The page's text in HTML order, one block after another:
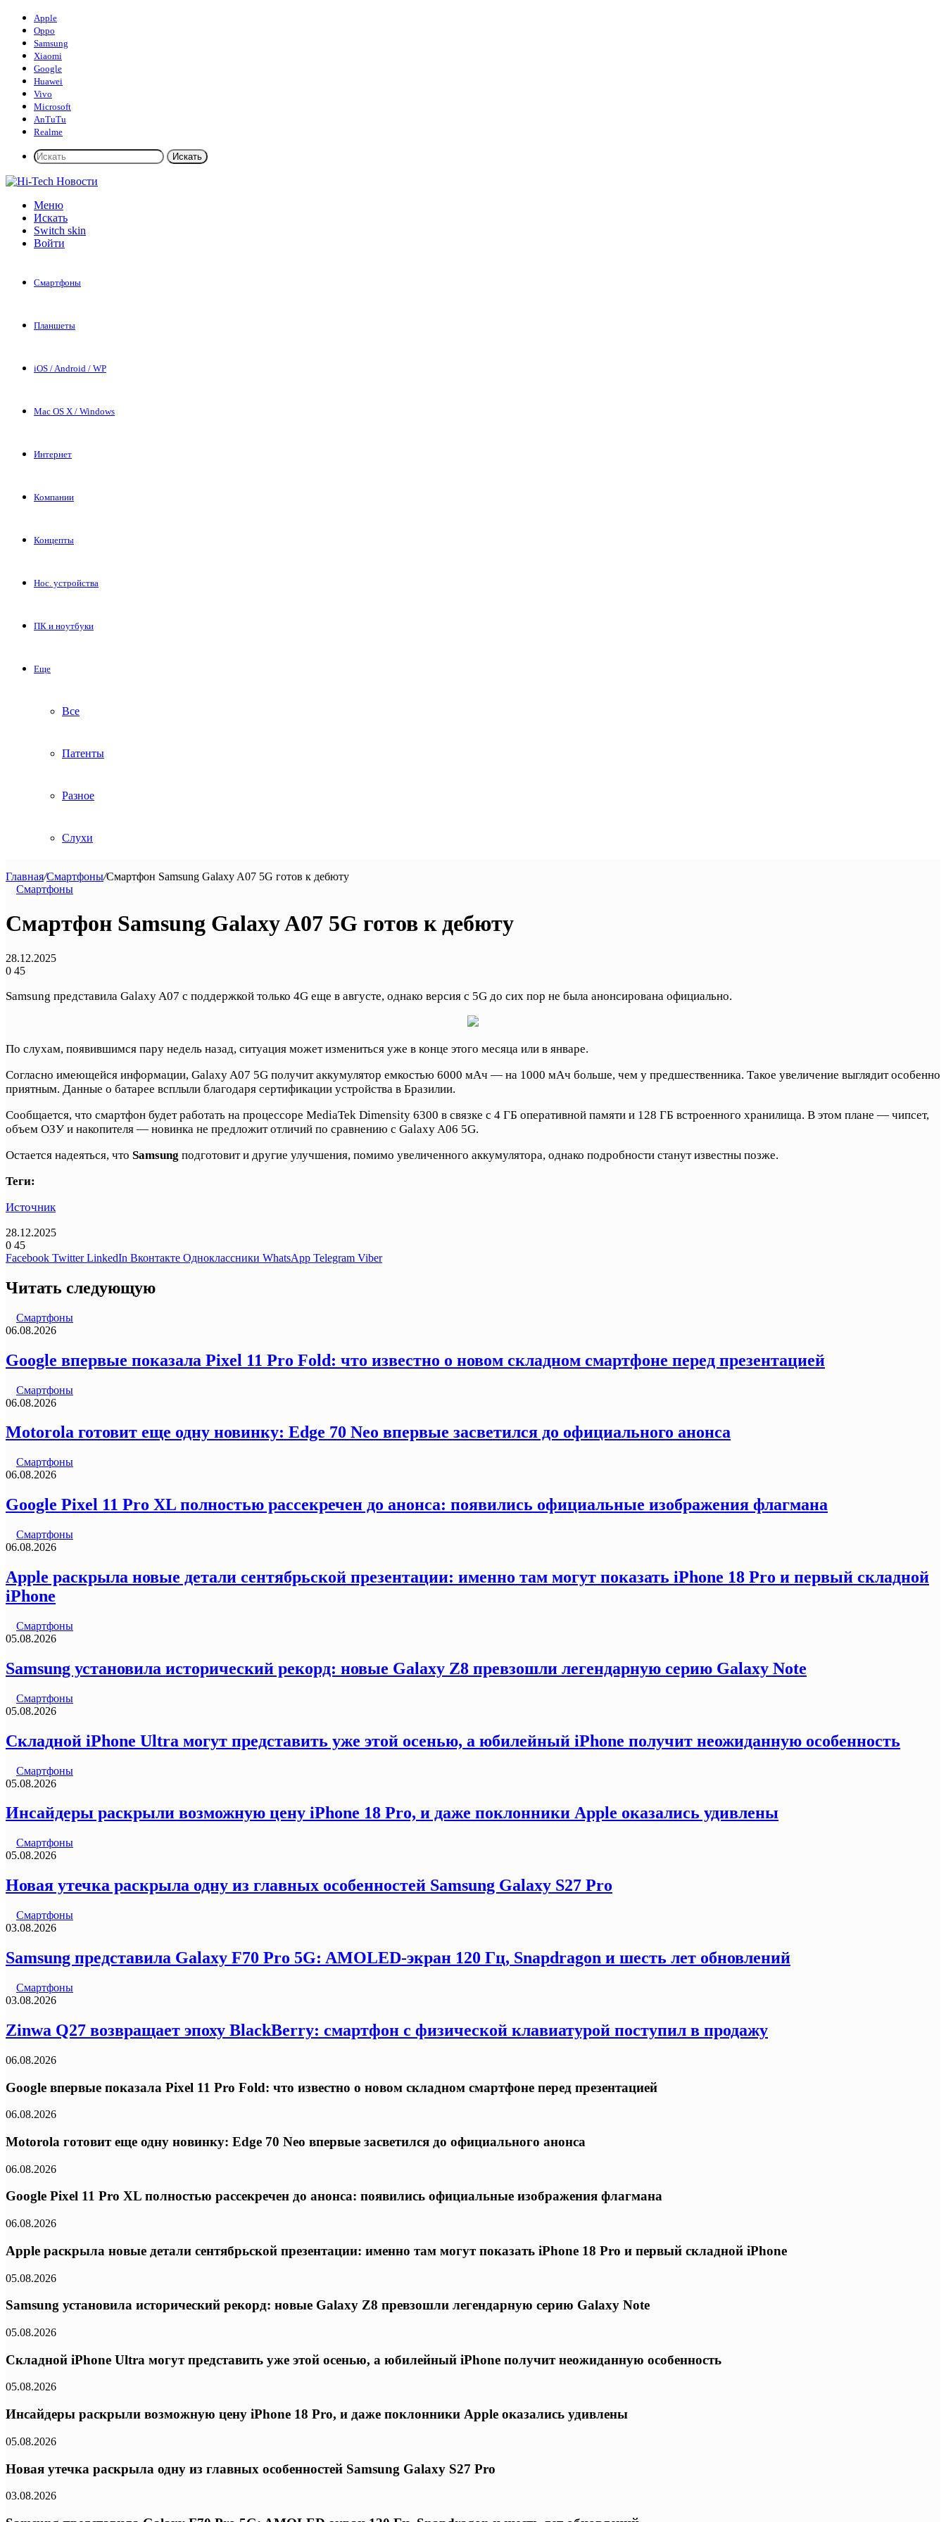
Apple
Oppo
Samsung
Xiaomi
Google
Huawei
Vivo
Microsoft
AnTuTu
Realme
Искать
Меню
Искать
Switch skin
Войти
Смартфоны
Планшеты
iOS / Android / WP
Mac OS X / Windows
Интернет
Компании
Концепты
Нос. устройства
ПК и ноутбуки
Еще
Все
Патенты
Разное
Слухи
Главная/Смартфоны/Смартфон Samsung Galaxy A07 5G готов к дебюту
Смартфоны
Смартфон Samsung Galaxy A07 5G готов к дебюту
28.12.2025
0 45
Samsung представила Galaxy A07 с поддержкой только 4G еще в августе, однако версия с 5G до сих пор не была анонсирована официально.
По слухам, появившимся пару недель назад, ситуация может измениться уже в конце этого месяца или в январе.
Согласно имеющейся информации, Galaxy A07 5G получит аккумулятор емкостью 6000 мАч — на 1000 мАч больше, чем у предшественника. Такое увеличение выглядит особенно
приятным. Данные о батарее всплыли благодаря сертификации устройства в Бразилии.
Сообщается, что смартфон будет работать на процессоре MediaTek Dimensity 6300 в связке с 4 ГБ оперативной памяти и 128 ГБ встроенного хранилища. В этом плане — чипсет,
объем ОЗУ и накопителя — новинка не предложит отличий по сравнению с Galaxy A06 5G.
Остается надеяться, что Samsung подготовит и другие улучшения, помимо увеличенного аккумулятора, однако подробности станут известны позже.
Теги:
Источник
28.12.2025
0 45
Facebook Twitter LinkedIn Вконтакте Одноклассники WhatsApp Telegram Viber
Читать следующую
Смартфоны
06.08.2026
Google впервые показала Pixel 11 Pro Fold: что известно о новом складном смартфоне перед презентацией
Смартфоны
06.08.2026
Motorola готовит еще одну новинку: Edge 70 Neo впервые засветился до официального анонса
Смартфоны
06.08.2026
Google Pixel 11 Pro XL полностью рассекречен до анонса: появились официальные изображения флагмана
Смартфоны
06.08.2026
Apple раскрыла новые детали сентябрьской презентации: именно там могут показать iPhone 18 Pro и первый складной
iPhone
Смартфоны
05.08.2026
Samsung установила исторический рекорд: новые Galaxy Z8 превзошли легендарную серию Galaxy Note
Смартфоны
05.08.2026
Складной iPhone Ultra могут представить уже этой осенью, а юбилейный iPhone получит неожиданную особенность
Смартфоны
05.08.2026
Инсайдеры раскрыли возможную цену iPhone 18 Pro, и даже поклонники Apple оказались удивлены
Смартфоны
05.08.2026
Новая утечка раскрыла одну из главных особенностей Samsung Galaxy S27 Pro
Смартфоны
03.08.2026
Samsung представила Galaxy F70 Pro 5G: AMOLED-экран 120 Гц, Snapdragon и шесть лет обновлений
Смартфоны
03.08.2026
Zinwa Q27 возвращает эпоху BlackBerry: смартфон с физической клавиатурой поступил в продажу
06.08.2026
Google впервые показала Pixel 11 Pro Fold: что известно о новом складном смартфоне перед презентацией
06.08.2026
Motorola готовит еще одну новинку: Edge 70 Neo впервые засветился до официального анонса
06.08.2026
Google Pixel 11 Pro XL полностью рассекречен до анонса: появились официальные изображения флагмана
06.08.2026
Apple раскрыла новые детали сентябрьской презентации: именно там могут показать iPhone 18 Pro и первый складной iPhone
05.08.2026
Samsung установила исторический рекорд: новые Galaxy Z8 превзошли легендарную серию Galaxy Note
05.08.2026
Складной iPhone Ultra могут представить уже этой осенью, а юбилейный iPhone получит неожиданную особенность
05.08.2026
Инсайдеры раскрыли возможную цену iPhone 18 Pro, и даже поклонники Apple оказались удивлены
05.08.2026
Новая утечка раскрыла одну из главных особенностей Samsung Galaxy S27 Pro
03.08.2026